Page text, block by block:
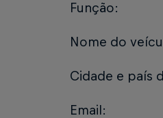
Função:
Nome do
Cidade e país
Email: